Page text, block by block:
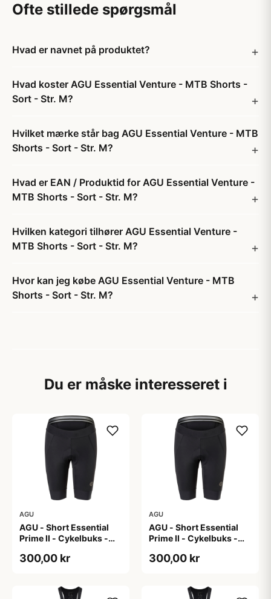
Ofte stillede spørgsmål
Hvad er navnet på produktet?
Hvad koster AGU Essential Venture - MTB Shorts -
Sort - Str. M?
Hvilket mærke står bag AGU Essential Venture - MTB
Shorts - Sort - Str. M?
Hvad er EAN / Produktid for AGU Essential Venture -
MTB Shorts - Sort - Str. M?
Hvilken kategori tilhører AGU Essential Venture -
MTB Shorts - Sort - Str. M?
Hvor kan jeg købe AGU Essential Venture - MTB
Shorts - Sort - Str. M?
Du er måske interesseret i
AGU
AGU - Short Essential
Prime II - Cykelbuks -
300,00 kr
AGU
AGU - Short Essential
Prime II - Cykelbuks -
300,00 kr